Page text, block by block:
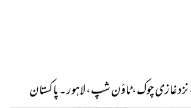
نزد غازی چوک، ٹاؤن شپ، لاہور ۔ پاکستان